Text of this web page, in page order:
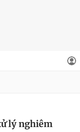
lý nghiêm